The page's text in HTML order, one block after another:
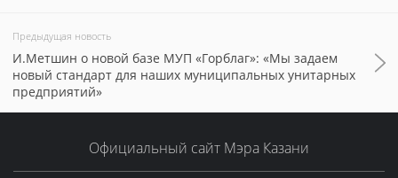
Предыдущая новость
И.Метшин о новой базе МУП «Горблаг»: «Мы задаем
новый стандарт для наших муниципальных унитарных
предприятий»
Официальный сайт Мэра Казани